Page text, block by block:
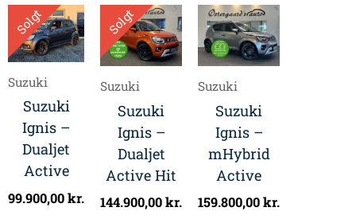
Solgt
Suzuki
Suzuki
Ignis –
Dualjet
Active
99.900,00kr.
Solgt
Suzuki
Suzuki
Ignis –
Dualjet
Active Hit
144.900,00kr.
Suzuki
Suzuki
Ignis –
mHybrid
Active
159.800,00kr.